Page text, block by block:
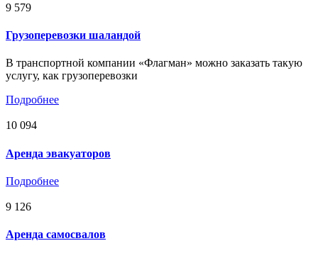
9 579
Грузоперевозки шаландой
В транспортной компании «Флагман» можно заказать такую
услугу, как грузоперевозки
Подробнее
10 094
Аренда эвакуаторов
Подробнее
9 126
Аренда самосвалов